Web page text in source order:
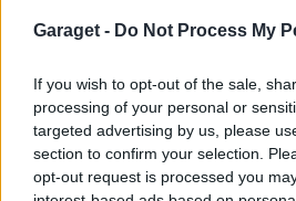
Garaget - Do Not Process My
If you wish to opt-out of the sale,
processing of your personal or
targeted advertising by us, please
section to confirm your selection.
opt-out request is processed you
Senaste inlägget avJesper328 för
Bestyckningsfundering.
förgasare
Senaste inlägget avMossan1 för
Motorteknik (Avancerad)